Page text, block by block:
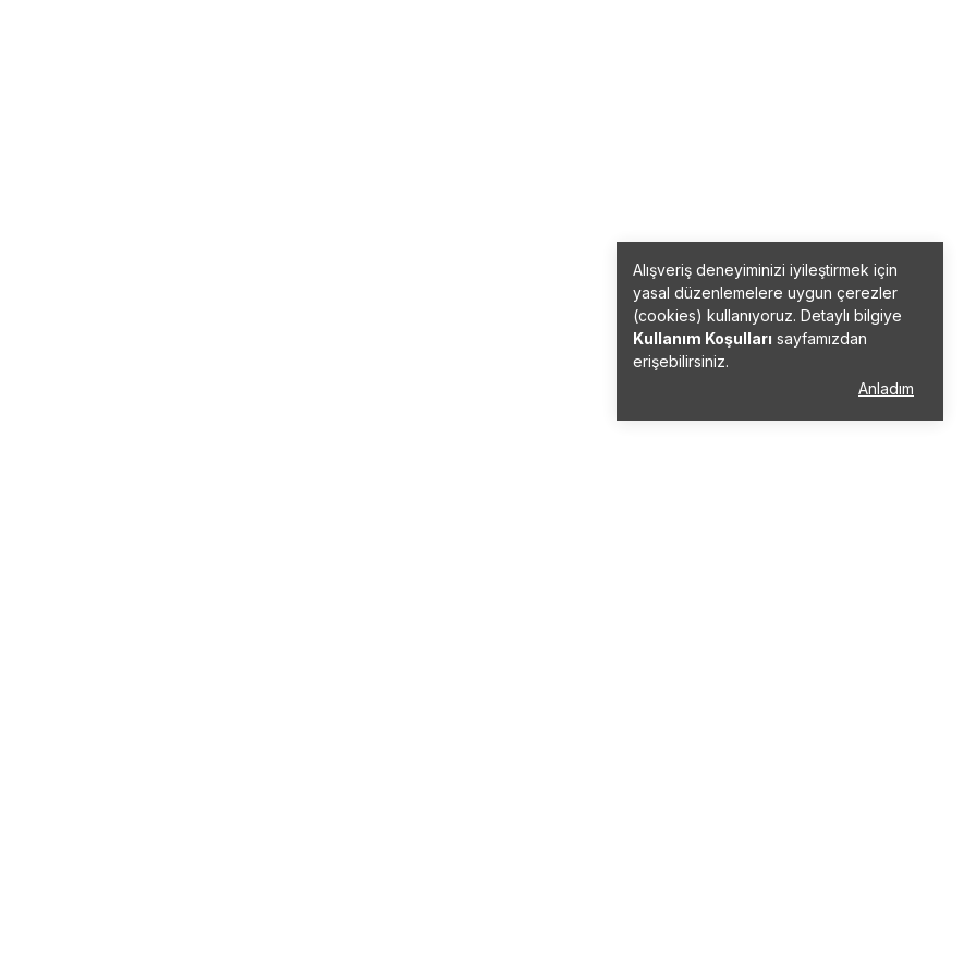
Alışveriş deneyiminizi iyileştirmek için
yasal düzenlemelere uygun çerezler
(cookies) kullanıyoruz. Detaylı bilgiye
Kullanım Koşulları sayfamızdan
erişebilirsiniz.
Anladım